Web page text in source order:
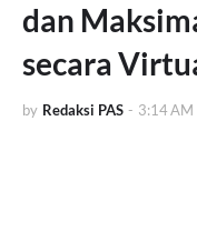
dan
secara
by Redaksi PAS - 3:14 AM